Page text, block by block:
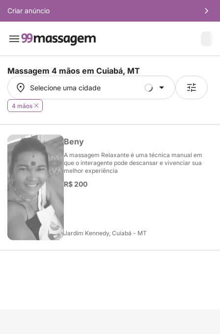
Criar anúncio
Massagem 4 mãos em Cuiabá, MT
Selecione uma cidade
Selecione uma cidade
4 mãos
Beny
A massagem Relaxante é uma técnica manual em
que o interagente pode descansar e vivenciar sua
melhor experiência
R$ 200
Jardim Kennedy, Cuiabá - MT